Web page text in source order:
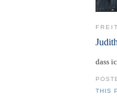
dass
THIS